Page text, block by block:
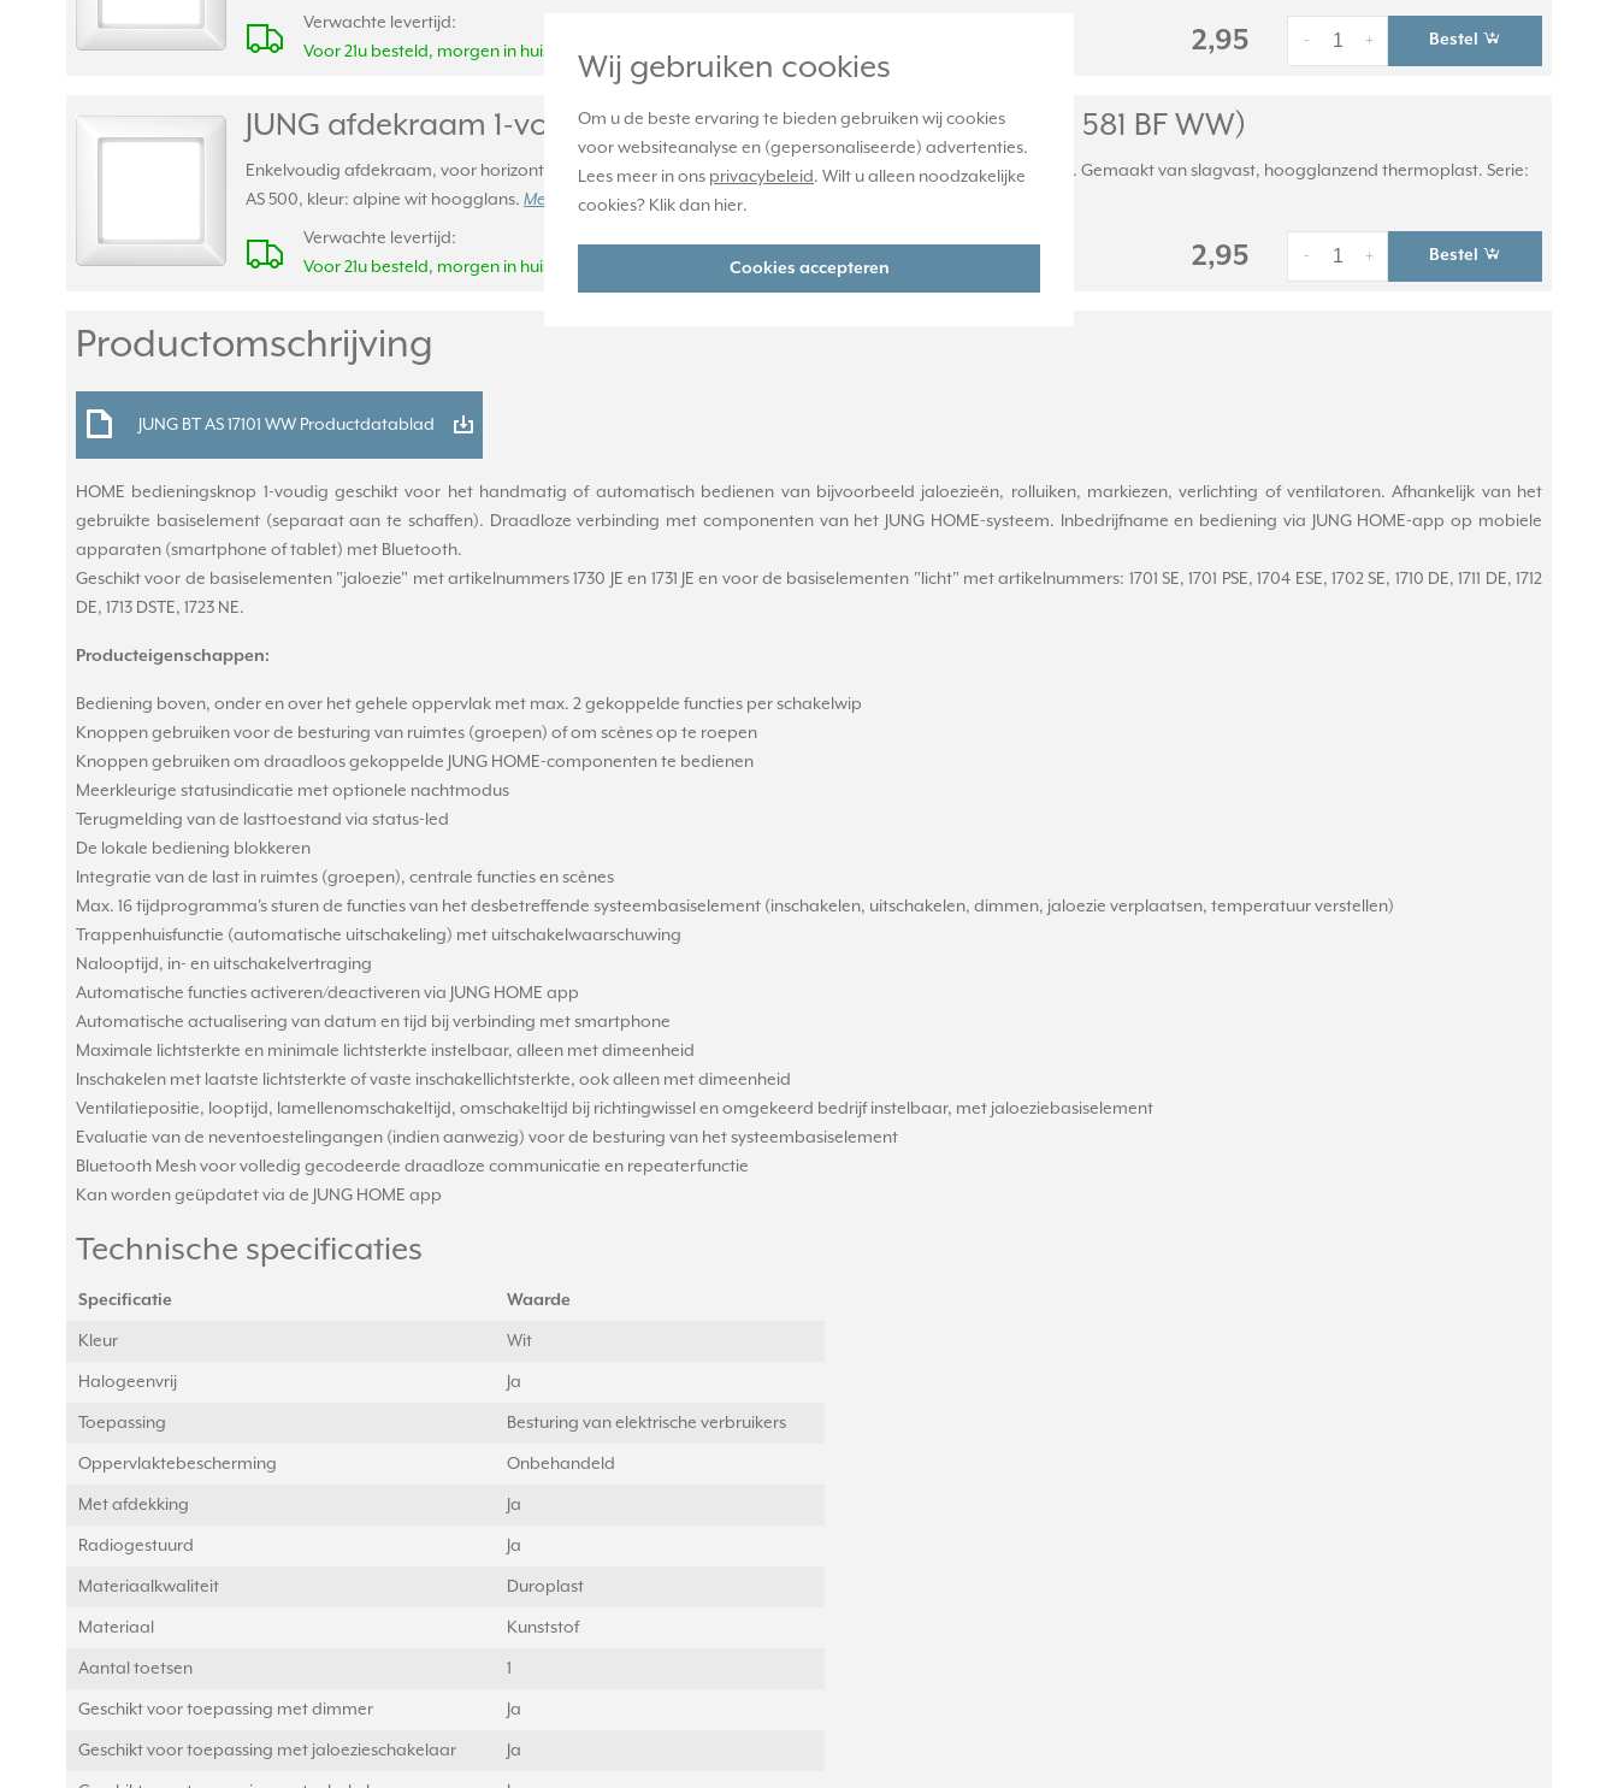
Wij gebruiken cookies
Om u de beste ervaring te bieden gebruiken wij cookies
voor websiteanalyse en (gepersonaliseerde) advertenties.
Lees meer in ons privacybeleid. Wilt u alleen noodzakelijke
cookies? Klik dan hier.
Cookies accepteren
Verwachte levertijd:
Voor 21u besteld, morgen in huis*
6331 stuk(s)
2,95 +
- Bestel
JUNG afdekraam 1-voudig AS500 alpine wit hoogglans (AS 581 BF WW)
Enkelvoudig afdekraam, voor horizontale en verticale montage. Afmetingen (b x h x d): 80,5 x 80,5 x 10 mm. Gemaakt van slagvast, hoogglanzend thermoplast. Serie:
AS 500, kleur: alpine wit hoogglans. Meer informatie »
Verwachte levertijd:
Voor 21u besteld, morgen in huis*
7 stuk(s)
2,95 +
- Bestel
Productomschrijving
JUNG BT AS 17101 WW Productdatablad
HOME bedieningsknop 1-voudig geschikt voor het handmatig of automatisch bedienen van bijvoorbeeld jaloezieën, rolluiken, markiezen, verlichting of ventilatoren. Afhankelijk van het
gebruikte basiselement (separaat aan te schaffen). Draadloze verbinding met componenten van het JUNG HOME-systeem. Inbedrijfname en bediening via JUNG HOME-app op mobiele
apparaten (smartphone of tablet) met Bluetooth.
Geschikt voor de basiselementen "jaloezie" met artikelnummers 1730 JE en 1731 JE en voor de basiselementen "licht" met artikelnummers: 1701 SE, 1701 PSE, 1704 ESE, 1702 SE, 1710 DE, 1711 DE, 1712
DE, 1713 DSTE, 1723 NE.
Producteigenschappen:
Bediening boven, onder en over het gehele oppervlak met max. 2 gekoppelde functies per schakelwip
Knoppen gebruiken voor de besturing van ruimtes (groepen) of om scènes op te roepen
Knoppen gebruiken om draadloos gekoppelde JUNG HOME-componenten te bedienen
Meerkleurige statusindicatie met optionele nachtmodus
Terugmelding van de lasttoestand via status-led
De lokale bediening blokkeren
Integratie van de last in ruimtes (groepen), centrale functies en scènes
Max. 16 tijdprogramma's sturen de functies van het desbetreffende systeembasiselement (inschakelen, uitschakelen, dimmen, jaloezie verplaatsen, temperatuur verstellen)
Trappenhuisfunctie (automatische uitschakeling) met uitschakelwaarschuwing
Nalooptijd, in- en uitschakelvertraging
Automatische functies activeren/deactiveren via JUNG HOME app
Automatische actualisering van datum en tijd bij verbinding met smartphone
Maximale lichtsterkte en minimale lichtsterkte instelbaar, alleen met dimeenheid
Inschakelen met laatste lichtsterkte of vaste inschakellichtsterkte, ook alleen met dimeenheid
Ventilatiepositie, looptijd, lamellenomschakeltijd, omschakeltijd bij richtingwissel en omgekeerd bedrijf instelbaar, met jaloeziebasiselement
Evaluatie van de neventoestelingangen (indien aanwezig) voor de besturing van het systeembasiselement
Bluetooth Mesh voor volledig gecodeerde draadloze communicatie en repeaterfunctie
Kan worden geüpdatet via de JUNG HOME app
Technische specificaties
Specificatie Waarde
Kleur Wit
Halogeenvrij Ja
Toepassing Besturing van elektrische verbruikers
Oppervlaktebescherming Onbehandeld
Met afdekking Ja
Radiogestuurd Ja
Materiaalkwaliteit Duroplast
Materiaal Kunststof
Aantal toetsen 1
Geschikt voor toepassing met dimmer Ja
Geschikt voor toepassing met jaloezieschakelaar Ja